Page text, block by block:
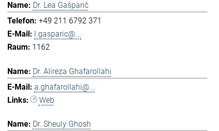
Dr. Lea Gašparič
+49 211 6792 371
l.gasparic@...
1162
Dr. Alireza Ghafarollahi
a.ghafarollahi@...
Web
Dr. Sheuly Ghosh